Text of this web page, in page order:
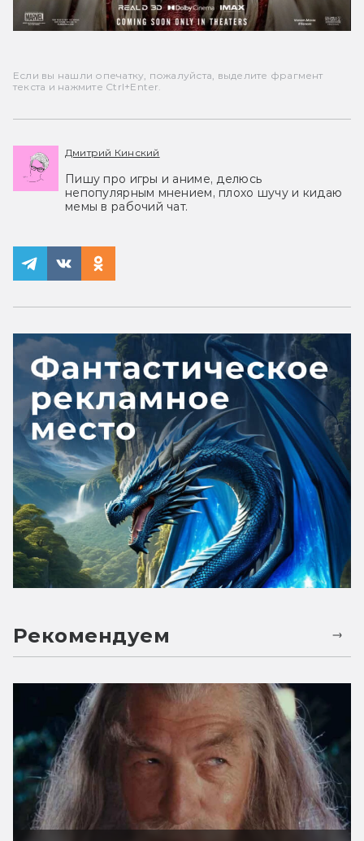
Если вы нашли опечатку, пожалуйста, выделите фрагмент
текста и нажмите Ctrl+Enter.
Дмитрий Кинский
Пишу про игры и аниме, делюсь
непопулярным мнением, плохо шучу и кидаю
мемы в рабочий чат.
Рекомендуем